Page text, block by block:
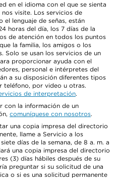
en el idioma con el que se sienta
visite. Los servicios de
lenguaje de señas, están
horas del día, los 7 días de la
de atención en todos los puntos
la familia, los amigos o los
Solo se usan los servicios de un
proporcionar ayuda con el
personal e intérpretes del
a su disposición diferentes tipos
teléfono, por video u otras.
de interpretación.
con la información de un
comuníquese con nosotros.
una copia impresa del directorio
llame a Servicio a los
días de la semana, de 8 a. m. a
una copia impresa del directorio
(3) días hábiles después de su
preguntar si su solicitud de una
o si es una solicitud permanente